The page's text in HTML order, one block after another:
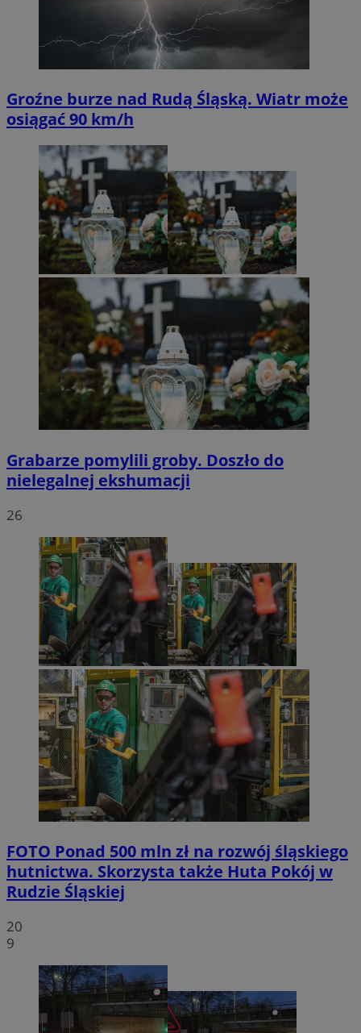
Groźne burze nad Rudą Śląską. Wiatr może
osiągać 90 km/h
Grabarze pomylili groby. Doszło do
nielegalnej ekshumacji
26
FOTO Ponad 500 mln zł na rozwój śląskiego
hutnictwa. Skorzysta także Huta Pokój w
Rudzie Śląskiej
20
9